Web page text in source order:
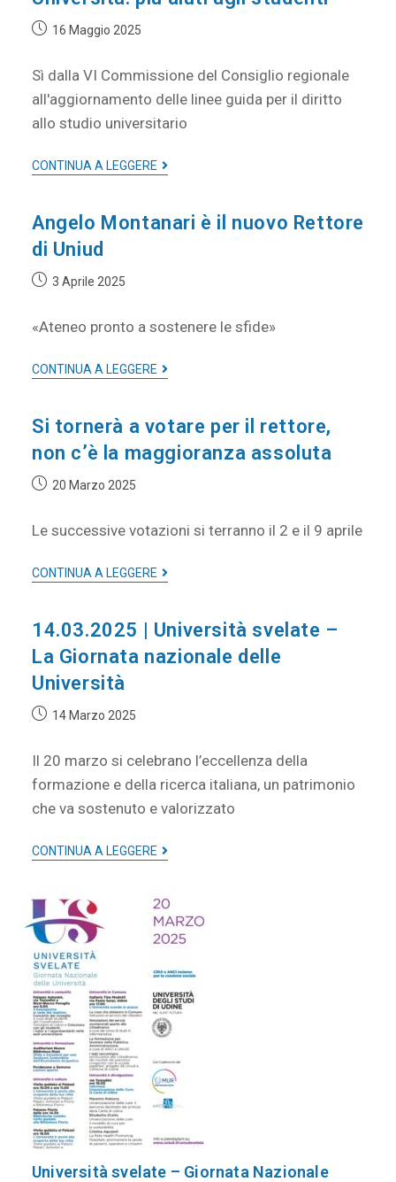
16 Maggio 2025
Sì dalla VI Commissione del Consiglio regionale
all'aggiornamento delle linee guida per il diritto
allo studio universitario
CONTINUA A LEGGERE
Angelo Montanari è il nuovo Rettore
di Uniud
3 Aprile 2025
«Ateneo pronto a sostenere le sfide»
CONTINUA A LEGGERE
Si tornerà a votare per il rettore,
non c’è la maggioranza assoluta
20 Marzo 2025
Le successive votazioni si terranno il 2 e il 9 aprile
CONTINUA A LEGGERE
14.03.2025 | Università svelate –
La Giornata nazionale delle
Università
14 Marzo 2025
Il 20 marzo si celebrano l’eccellenza della
formazione e della ricerca italiana, un patrimonio
che va sostenuto e valorizzato
CONTINUA A LEGGERE
Università svelate – Giornata Nazionale